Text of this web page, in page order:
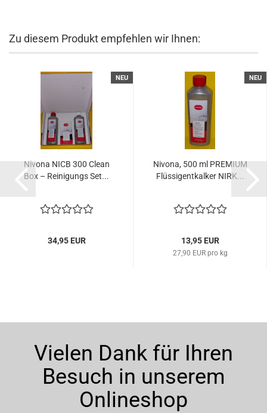
Zu diesem Produkt empfehlen wir Ihnen:
NEU
Nivona NICB 300 Clean
Box – Reinigungs Set...
34,95 EUR
NEU
Nivona, 500 ml PREMIUM
Flüssigentkalker NIRK...
13,95 EUR
27,90 EUR pro kg
Vielen Dank für Ihren
Besuch in unserem
Onlineshop